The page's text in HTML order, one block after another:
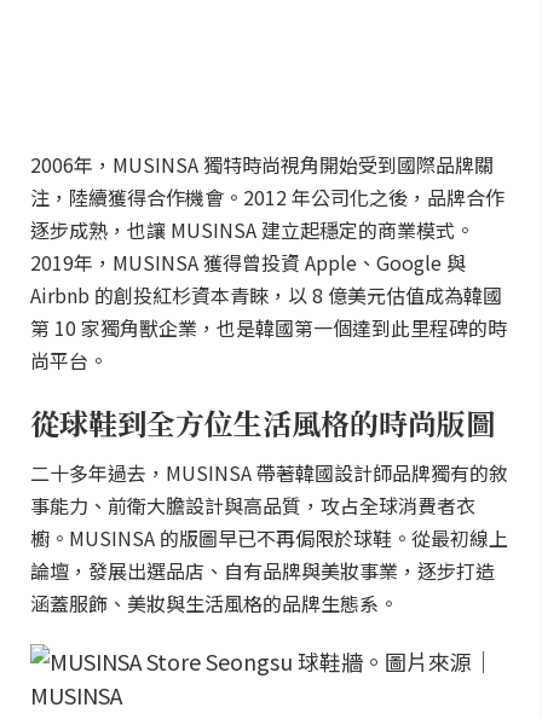
2006年，MUSINSA 獨特時尚視角開始受到國際品牌關
注，陸續獲得合作機會。2012 年公司化之後，品牌合作
逐步成熟，也讓 MUSINSA 建立起穩定的商業模式。
2019年，MUSINSA 獲得曾投資 Apple、Google 與
Airbnb 的創投紅杉資本青睞，以 8 億美元估值成為韓國
第 10 家獨角獸企業，也是韓國第一個達到此里程碑的時
尚平台。
從球鞋到全方位生活風格的時尚版圖
二十多年過去，MUSINSA 帶著韓國設計師品牌獨有的敘
事能力、前衛大膽設計與高品質，攻占全球消費者衣
櫥。MUSINSA 的版圖早已不再侷限於球鞋。從最初線上
論壇，發展出選品店、自有品牌與美妝事業，逐步打造
涵蓋服飾、美妝與生活風格的品牌生態系。